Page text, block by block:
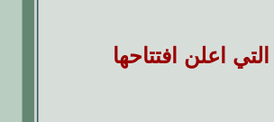
اعلن افتتاحها